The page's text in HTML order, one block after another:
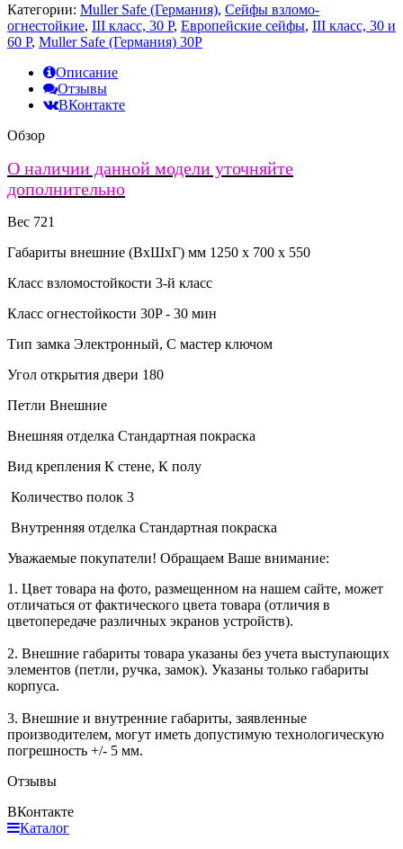
Категории: Muller Safe (Германия), Сейфы взломо-
огнестойкие, III класс, 30 Р, Европейские сейфы, III класс, 30 и
60 P, Muller Safe (Германия) 30Р
Описание
Отзывы
ВКонтакте
Обзор
О наличии данной модели уточняйте
дополнительно
Вес 721
Габариты внешние (ВхШхГ) мм 1250 x 700 x 550
Класс взломостойкости 3-й класс
Класс огнестойкости 30P - 30 мин
Тип замка Электронный, С мастер ключом
Угол открытия двери 180
Петли Внешние
Внешняя отделка Стандартная покраска
Вид крепления К стене, К полу
Количество полок 3
Внутренняя отделка Стандартная покраска
Уважаемые покупатели! Обращаем Ваше внимание:
1. Цвет товара на фото, размещенном на нашем сайте, может
отличаться от фактического цвета товара (отличия в
цветопередаче различных экранов устройств).
2. Внешние габариты товара указаны без учета выступающих
элементов (петли, ручка, замок). Указаны только габариты
корпуса.
3. Внешние и внутренние габариты, заявленные
производителем, могут иметь допустимую технологическую
погрешность +/- 5 мм.
Отзывы
ВКонтакте
Каталог